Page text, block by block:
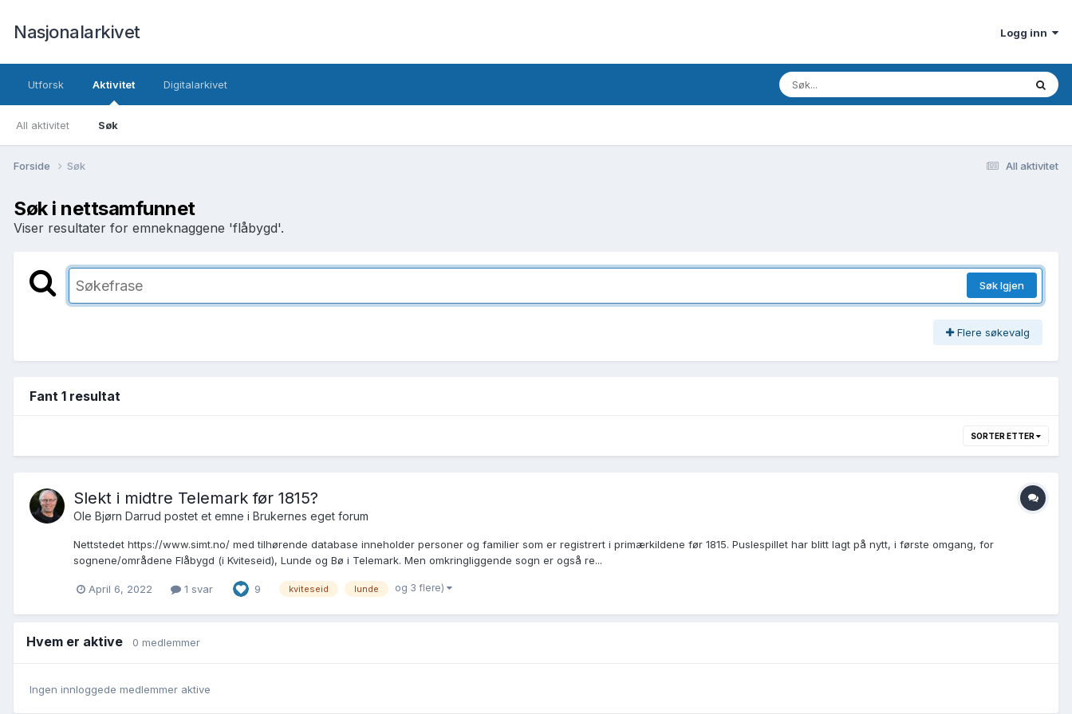
Nasjonalarkivet Logg inn
Utforsk Aktivitet
All aktivitet Søk
Digitalarkivet
All aktivitet
Forside Søk
Søk i nettsamfunnet
Viser resultater for emneknaggene 'flåbygd'.
Søk Igjen
Flere søkevalg
Fant 1 resultat
SORTER ETTER
Slekt i midtre Telemark før 1815?
Ole Bjørn Darrud postet et emne i Brukernes eget forum
Nettstedet https://www.simt.no/ med tilhørende database inneholder personer og familier som er registrert i primærkildene før 1815. Puslespillet har blitt lagt på nytt, i første omgang, for
sognene/områdene Flåbygd (i Kviteseid), Lunde og Bø i Telemark. Men omkringliggende sogn er også re...
April 6, 2022 1 svar 9 kviteseid lunde og 3 flere)
Hvem er aktive 0 medlemmer
Ingen innloggede medlemmer aktive